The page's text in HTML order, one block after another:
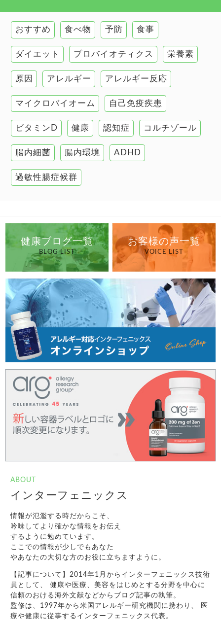
甲状腺
肌
肝臓の健康
腸の健康
自己免疫疾患
高血圧
おすすめ 食べ物 予防 食事
ダイエット プロバイオティクス 栄養素
原因 アレルギー アレルギー反応
マイクロバイオーム 自己免疫疾患
ビタミンD 健康 認知症 コルチゾール
腸内細菌 腸内環境 ADHD
過敏性腸症候群
健康ブログ一覧
BLOG LIST
お客様の声一覧
VOICE LIST
ABOUT
インターフェニックス
情報が氾濫する時だからこそ、
吟味してより確かな情報をお伝え
するように勉めています。
ここでの情報が少しでもあなた
やあなたの大切な方のお役に立ちますように。
【記事について】2014年1月からインターフェニックス技術
員として、 健康や医療、美容をはじめとする分野を中心に
信頼のおける海外文献などからブログ記事の執筆。
監修は、1997年から米国アレルギー研究機関に携わり、 医
療や健康に従事するインターフェニックス代表。